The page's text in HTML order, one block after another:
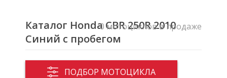
Каталог Honda CBR 250R 2010
Синий с пробегом
ПОДБОР МОТОЦИКЛА
0 мотоциклов в продаже